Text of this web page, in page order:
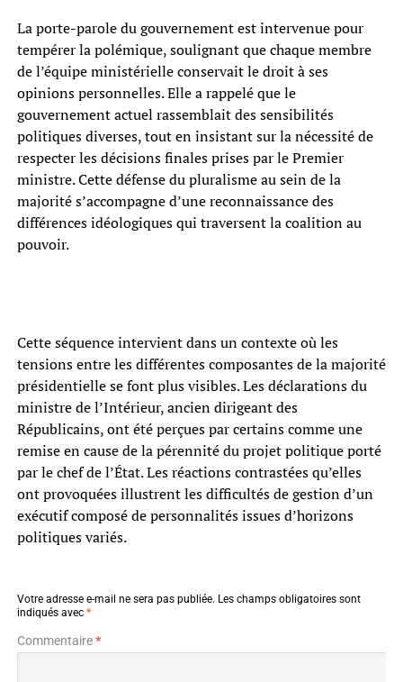
La porte-parole du gouvernement est intervenue pour
tempérer la polémique, soulignant que chaque membre
de l’équipe ministérielle conservait le droit à ses
opinions personnelles. Elle a rappelé que le
gouvernement actuel rassemblait des sensibilités
politiques diverses, tout en insistant sur la nécessité de
respecter les décisions finales prises par le Premier
ministre. Cette défense du pluralisme au sein de la
majorité s’accompagne d’une reconnaissance des
différences idéologiques qui traversent la coalition au
pouvoir.
Cette séquence intervient dans un contexte où les
tensions entre les différentes composantes de la majorité
présidentielle se font plus visibles. Les déclarations du
ministre de l’Intérieur, ancien dirigeant des
Républicains, ont été perçues par certains comme une
remise en cause de la pérennité du projet politique porté
par le chef de l’État. Les réactions contrastées qu’elles
ont provoquées illustrent les difficultés de gestion d’un
exécutif composé de personnalités issues d’horizons
politiques variés.
Votre adresse e-mail ne sera pas publiée. Les champs obligatoires sont
indiqués avec *
Commentaire*